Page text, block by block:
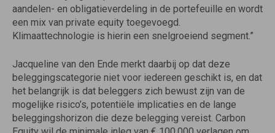
aandelen- en obligatieverdeling in de portefeuille en wordt
een mix van private equity toegevoegd.
Klimaattechnologie is hierin een snelgroeiend segment.”
Jacqueline van den Ende merkt daarbij op dat deze
beleggingscategorie niet voor iedereen geschikt is, en dat
het belangrijk is dat beleggers zich bewust zijn van de
mogelijke risico’s, potentiële implicaties en de lange
beleggingshorizon die deze belegging vereist. Carbon